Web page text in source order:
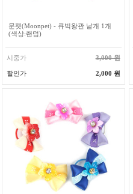
문펫(Moonpet) - 큐빅왕관 낱개 1개
(색상:랜덤)
시중가 3,000 원
할인가 2,000 원